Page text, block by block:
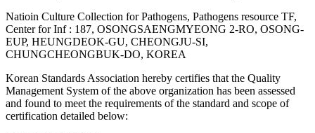
Natioin Culture Collection for Pathogens, Pathogens resource TF,
Center for Inf : 187, OSONGSAENGMYEONG 2-RO, OSONG-
EUP, HEUNGDEOK-GU, CHEONGJU-SI,
CHUNGCHEONGBUK-DO, KOREA
Korean Standards Association hereby certifies that the Quality
Management System of the above organization has been assessed
and found to meet the requirements of the standard and scope of
certification detailed below: